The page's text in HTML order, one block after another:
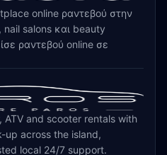
online ραντεβού στην
salons και beauty
ραντεβού online σε
ATV and scooter rentals with
up across the island,
local 24/7 support.